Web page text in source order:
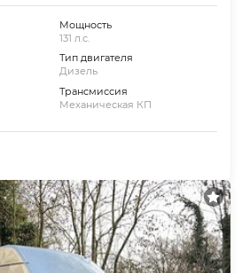
Мощность
131 л.с.
Тип двигателя
Дизель
Трансмиссия
Механическая КП